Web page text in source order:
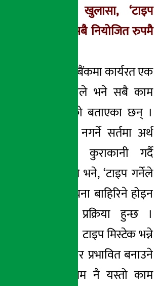
बैंककै कर्मचारीको खुलासा, ‘टाइप
मिस्टेक नाटक मात्रै, सबै नियोजित रुपमै
यता नेपाल इन्भेष्टमेन्ट बैंकमा कार्यरत एक
उच्च तहका कर्मचारीले भने सबै काम
नियोजित रुपमै गरेको बताएका छन् ।
आफ्नो नाम उल्लेख नगर्ने सर्तमा अर्थ
सरोकार डटकमसँग कुराकानी गर्दै
बैंकका ती कर्मचारीले भने, ‘टाइप गर्नेले
टाइप गरेकै भरमा सुचना बाहिरिने होइन
। त्यसको निश्चित प्रक्रिया हुन्छ ।
सीईओले हेरेका थिए । टाइप मिस्टेक भन्ने
कुरा गलत हो । बजार प्रभावित बनाउने
उनको उदेश्य बमोजिम नै यस्तो काम